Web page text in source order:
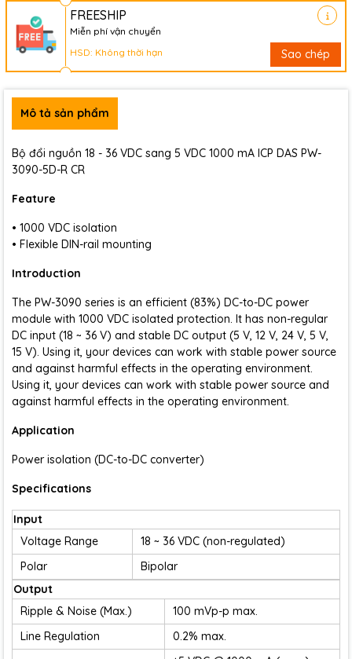
FREESHIP
Miễn phí vận chuyển
HSD: Không thời hạn
Sao chép
Mô tả sản phẩm
Bộ đổi nguồn 18 - 36 VDC sang 5 VDC 1000 mA ICP DAS PW-
3090-5D-R CR
Feature
• 1000 VDC isolation
• Flexible DIN-rail mounting
Introduction
The PW-3090 series is an efficient (83%) DC-to-DC power
module with 1000 VDC isolated protection. It has non-regular
DC input (18 ~ 36 V) and stable DC output (5 V, 12 V, 24 V, 5 V,
15 V). Using it, your devices can work with stable power source
and against harmful effects in the operating environment.
Using it, your devices can work with stable power source and
against harmful effects in the operating environment.
Application
Power isolation (DC-to-DC converter)
Specifications
Input
Voltage Range
18 ~ 36 VDC (non-regulated)
Polar
Bipolar
Output
Ripple & Noise (Max.)
100 mVp-p max.
Line Regulation
0.2% max.